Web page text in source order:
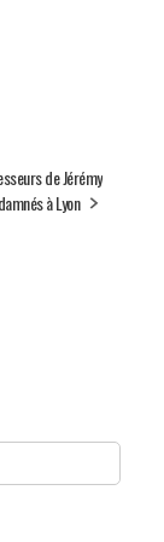
de Jérémy
à Lyon